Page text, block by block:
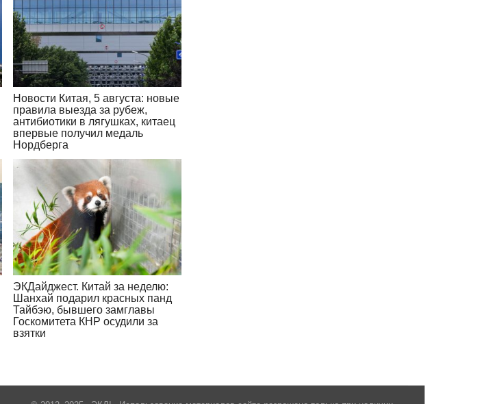
Новости Китая, 5 августа: новые
правила выезда за рубеж,
антибиотики в лягушках, китаец
впервые получил медаль
Нордберга
ЭКДайджест. Китай за неделю:
Шанхай подарил красных панд
Тайбэю, бывшего замглавы
Госкомитета КНР осудили за
взятки